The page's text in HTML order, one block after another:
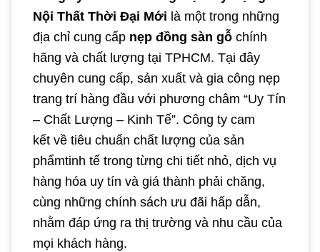
Nội Thất Thời Đại Mới là một trong những
địa chỉ cung cấp nẹp đồng sàn gỗ chính
hãng và chất lượng tại TPHCM. Tại đây
chuyên cung cấp, sản xuất và gia công nẹp
trang trí hàng đầu với phương châm “Uy Tín
– Chất Lượng – Kinh Tế”. Công ty cam
kết về tiêu chuẩn chất lượng của sản
phẩmtinh tế trong từng chi tiết nhỏ, dịch vụ
hàng hóa uy tín và giá thành phải chăng,
cùng những chính sách ưu đãi hấp dẫn,
nhằm đáp ứng ra thị trường và nhu cầu của
mọi khách hàng.